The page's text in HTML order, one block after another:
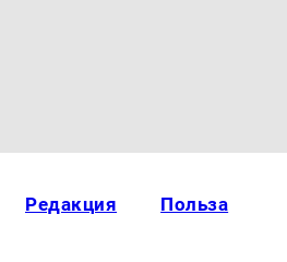
Редакция Польза